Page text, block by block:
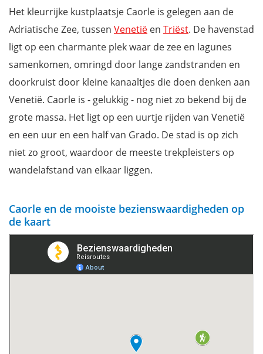
De klokkentoren van Caorle
Santuario della Madonna dell'Angelo
Museo Nazionale di Archeologia del Mare
Scogliera Viva
Spiaggia di Ponente en Spiaggia Levante
Laguna di Caorle en de casoni
Volg een visveiling bij in Caorle
Waterpret in Aquafollie
Natuurlijke oase van Vallevecchia
Waar overnachten in Caorle?
Het kleurrijke kustplaatsje Caorle is gelegen aan de
Adriatische Zee, tussen Venetië en Triëst. De havenstad
ligt op een charmante plek waar de zee en lagunes
samenkomen, omringd door lange zandstranden en
doorkruist door kleine kanaaltjes die doen denken aan
Venetië. Caorle is - gelukkig - nog niet zo bekend bij de
grote massa. Het ligt op een uurtje rijden van Venetië
en een uur en een half van Grado. De stad is op zich
niet zo groot, waardoor de meeste trekpleisters op
wandelafstand van elkaar liggen.
Caorle en de mooiste bezienswaardigheden op
de kaart